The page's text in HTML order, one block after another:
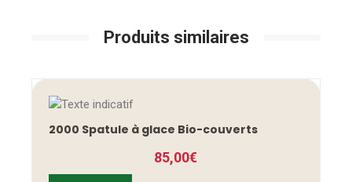
Produits similaires
2000 Spatule à glace Bio-couverts
85,00€